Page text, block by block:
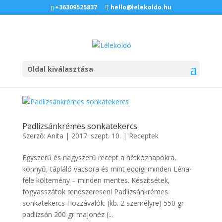
+36309525837 hello@lelekoldo.hu
Oldal kiválasztása
Padlizsánkrémes sonkatekercs
Szerző: Anita | 2017. szept. 10. | Receptek
Egyszerű és nagyszerű recept a hétköznapokra,
könnyű, tápláló vacsora és mint eddigi minden Léna-
féle költemény – minden mentes. Készítsétek,
fogyasszátok rendszeresen! Padlizsánkrémes
sonkatekercs Hozzávalók: (kb. 2 személyre) 550 gr
padlizsán 200 gr majonéz (...